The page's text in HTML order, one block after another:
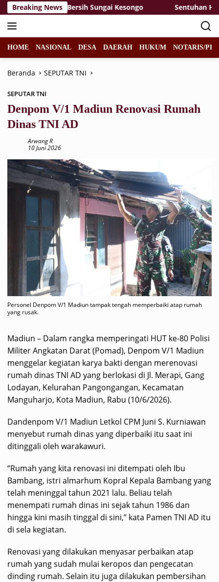
Langsung
ke
konten
Breaking News
Bersih-Bersih Sungai Kesongo Sentuhan Hangat
HOME NASIONAL DESA DAERAH HUKUM NOTARIS/
Beranda SEPUTAR TNI
SEPUTAR TNI
Denpom V/1 Madiun Renovasi Rumah
Dinas TNI AD
Arwang R
10 Juni 2026
Personel Denpom V/1 Madiun tampak tengah memperbaiki atap rumah
yang rusak.
Madiun – Dalam rangka memperingati HUT ke-80 Polisi
Militer Angkatan Darat (Pomad), Denpom V/1 Madiun
menggelar kegiatan karya bakti dengan merenovasi
rumah dinas TNI AD yang berlokasi di Jl. Merapi, Gang
Lodayan, Kelurahan Pangongangan, Kecamatan
Manguharjo, Kota Madiun, Rabu (10/6/2026).
Dandenpom V/1 Madiun Letkol CPM Juni S. Kurniawan
menyebut rumah dinas yang diperbaiki itu saat ini
ditinggali oleh warakawuri.
“Rumah yang kita renovasi ini ditempati oleh Ibu
Bambang, istri almarhum Kopral Kepala Bambang yang
telah meninggal tahun 2021 lalu. Beliau telah
menempati rumah dinas ini sejak tahun 1986 dan
hingga kini masih tinggal di sini,” kata Pamen TNI AD itu
di sela kegiatan.
Renovasi yang dilakukan menyasar perbaikan atap
rumah yang sudah mulai keropos dan pengecatan
dinding rumah. Selain itu juga dilakukan pembersihan